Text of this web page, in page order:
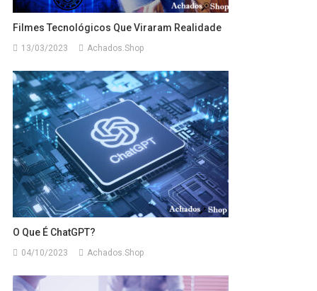
Filmes Tecnológicos Que Viraram Realidade
13/03/2023 Achados.Shop
O Que É ChatGPT?
04/10/2023 Achados.Shop